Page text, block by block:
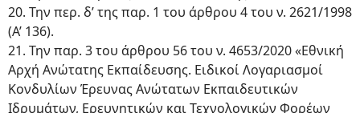
20. Την περ. δ’ της παρ. 1 του άρθρου 4 του ν. 2621/1998
(Α’ 136).
21. Την παρ. 3 του άρθρου 56 του ν. 4653/2020 «Εθνική
Αρχή Ανώτατης Εκπαίδευσης. Ειδικοί Λογαριασμοί
Κονδυλίων Έρευνας Ανώτατων Εκπαιδευτικών
Ιδρυμάτων, Ερευνητικών και Τεχνολογικών Φορέων